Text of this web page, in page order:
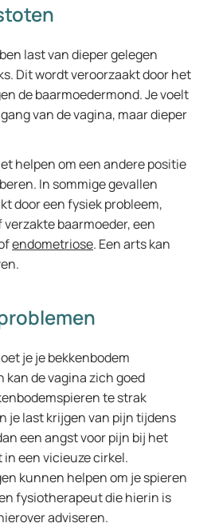
last van dieper gelegen
Dit wordt veroorzaakt door het
de baarmoedermond. Je voelt
van de vagina, maar dieper
helpen om een andere positie
In sommige gevallen
door een fysiek probleem,
baarmoeder, een
endometriose. Een arts kan
je je bekkenbodem
de vagina zich goed
te strak
je last krijgen van pijn tijdens
een angst voor pijn bij het
een vicieuze cirkel.
kunnen helpen om je spieren
fysiotherapeut die hierin is
adviseren.